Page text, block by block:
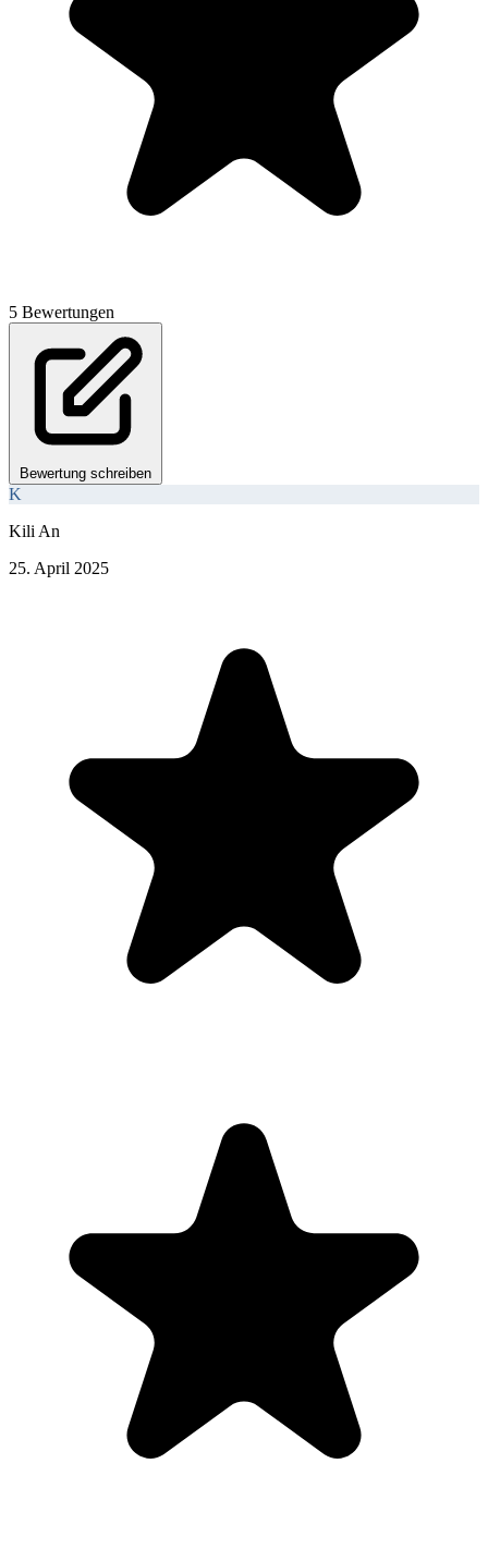
5 Bewertungen
Bewertung schreiben
K
Kili An
25. April 2025